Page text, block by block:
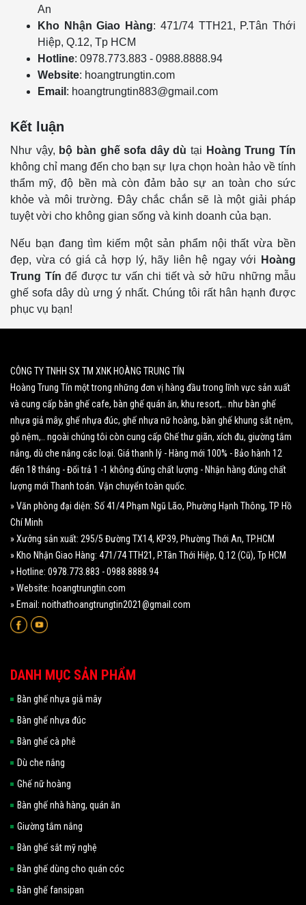
An
Kho Nhận Giao Hàng: 471/74 TTH21, P.Tân Thới
Hiệp, Q.12, Tp HCM
Hotline: 0978.773.883 - 0988.8888.94
Website: hoangtrungtin.com
Email : hoangtrungtin883@gmail.com
Kết luận
Như vậy, bộ bàn ghế sofa dây dù tại Hoàng Trung Tín
không chỉ mang đến cho bạn sự lựa chọn hoàn hảo về tính
thẩm mỹ, độ bền mà còn đảm bảo sự an toàn cho sức
khỏe và môi trường. Đây chắc chắn sẽ là một giải pháp
tuyệt vời cho không gian sống và kinh doanh của bạn.
Nếu bạn đang tìm kiếm một sản phẩm nội thất vừa bền
đẹp, vừa có giá cả hợp lý, hãy liên hệ ngay với
Hoàng
Trung Tín để được tư vấn chi tiết và sở hữu những mẫu
ghế sofa dây dù ưng ý nhất. Chúng tôi rất hân hạnh được
phục vụ bạn!
CÔNG TY TNHH SX TM XNK HOÀNG TRUNG TÍN
Hoàng Trung Tín một trong những đơn vị hàng đầu trong lĩnh vực sản xuất
và cung cấp bàn ghế cafe, bàn ghế quán ăn, khu resort,.. như bàn ghế
nhựa giả mây, ghế nhựa đúc, ghế nhựa nữ hoàng, bàn ghế khung sắt nệm,
gỗ nệm,.. ngoài chúng tôi còn cung cấp Ghế thư giãn, xích đu, giường tắm
nắng, dù che nắng các loại. Giá thanh lý - Hàng mới 100% - Bảo hành 12
đến 18 tháng - Đổi trả 1 -1 không đúng chất lượng - Nhận hàng đúng chất
lượng mới Thanh toán. Vận chuyển toàn quốc.
» Văn phòng đại diện: Số 41/4 Phạm Ngũ Lão, Phường Hạnh Thông, TP Hồ
Chí Minh
» Xưởng sản xuất: 295/5 Đường TX14, KP39, Phường Thới An, TP.HCM
» Kho Nhận Giao Hàng: 471/74 TTH21, P.Tân Thới Hiệp, Q.12 (Cũ), Tp HCM
» Hotline: 0978.773.883 - 0988.8888.94
» Website: hoangtrungtin.com
» Email: noithathoangtrungtin2021@gmail.com
DANH MỤC SẢN PHẨM
Bàn ghế nhựa giả mây
Bàn ghế nhựa đúc
Bàn ghế cà phê
Dù che nắng
Ghế nữ hoàng
Bàn ghế nhà hàng, quán ăn
Giường tắm nắng
Bàn ghế sắt mỹ nghệ
Bàn ghế dùng cho quán cóc
Bàn ghế fansipan